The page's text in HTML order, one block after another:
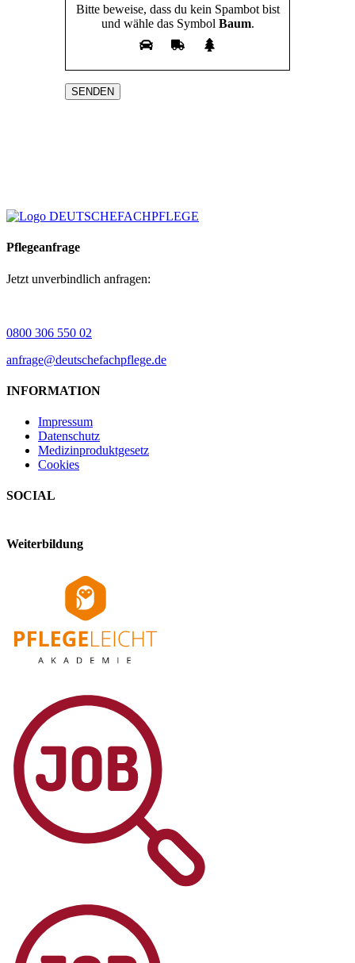
Bitte beweise, dass du kein Spambot bist
und wähle das Symbol Baum.
Pflegeanfrage
Jetzt unverbindlich anfragen:
0800 306 550 02
anfrage@deutschefachpflege.de
INFORMATION
Impressum
Datenschutz
Medizinproduktgesetz
Cookies
SOCIAL
Weiterbildung